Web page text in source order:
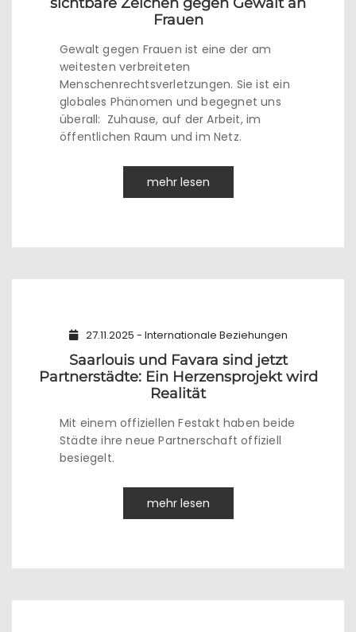
Frauen
Gewalt gegen Frauen ist eine der am
weitesten verbreiteten
Menschenrechtsverletzungen. Sie ist ein
globales Phänomen und begegnet uns
überall: Zuhause, auf der Arbeit, im
öffentlichen Raum und im Netz.
mehr lesen
27.11.2025 - Internationale Beziehungen
Saarlouis und Favara sind jetzt
Partnerstädte: Ein Herzensprojekt wird
Realität
Mit einem offiziellen Festakt haben beide
Städte ihre neue Partnerschaft offiziell
besiegelt.
mehr lesen